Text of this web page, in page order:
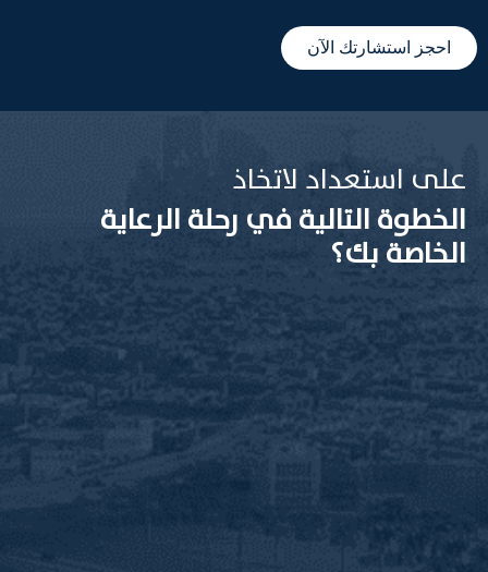
احجز استشارتك الآن
على استعداد لاتخاذ
الخطوة التالية في رحلة الرعاية
الخاصة بك؟